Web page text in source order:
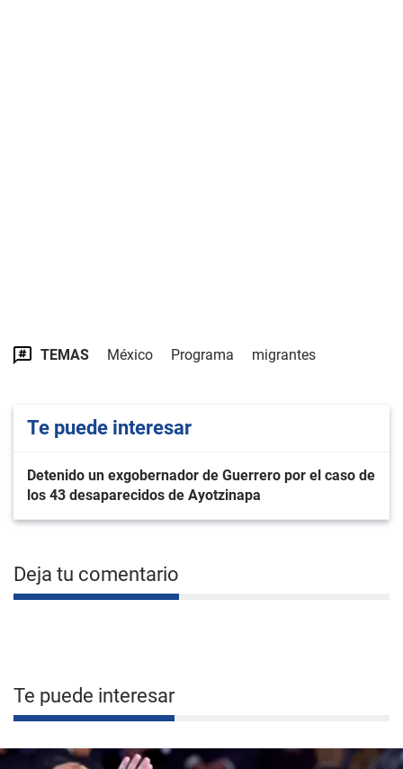
TEMAS México Programa migrantes
Te puede interesar
Detenido un exgobernador de Guerrero por el caso de
los 43 desaparecidos de Ayotzinapa
Deja tu comentario
Te puede interesar